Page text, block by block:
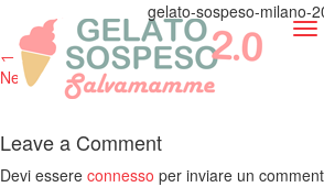
gelato-sospeso-milano-
Published
10 Giugno 2016at 795 × 795 in
← Previous
Next→
Leave a Comment
Devi essere connesso per inviare un